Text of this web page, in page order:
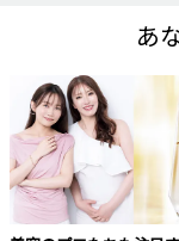
あ